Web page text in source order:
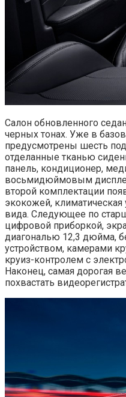
Салон обновленного
черных тонах. Уже в
предусмотрены шесть
отделанные тканью
панель, кондиционер,
восьмидюймовым
второй комплектации
экокожей, климатическая
вида. Следующее по
цифровой приборкой,
диагональю 12,3 дюйма,
устройством, камерами
круиз-контролем с
Наконец, самая дорогая
похвастать